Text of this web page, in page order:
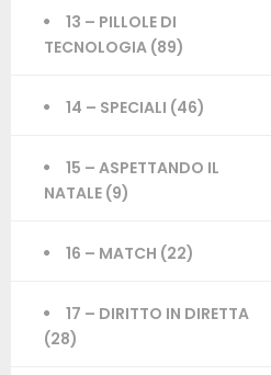
13 – PILLOLE DI
TECNOLOGIA (89)
14 – SPECIALI (46)
15 – ASPETTANDO IL
NATALE (9)
16 – MATCH (22)
17 – DIRITTO IN DIRETTA
(28)